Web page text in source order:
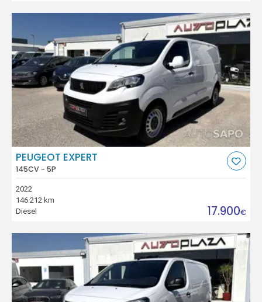
PEUGEOT EXPERT
145CV - 5P
2022
146.212 km
Diesel
17.900€